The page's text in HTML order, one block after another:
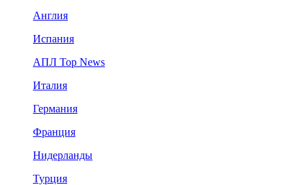
Англия
Испания
АПЛ Top News
Италия
Германия
Франция
Нидерланды
Турция